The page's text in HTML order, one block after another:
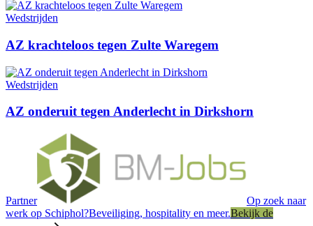
Wedstrijden
AZ krachteloos tegen Zulte Waregem
Wedstrijden
AZ onderuit tegen Anderlecht in Dirkshorn
Partner
Op zoek naar
werk op Schiphol?Beveiliging, hospitality en meer.Bekijk de